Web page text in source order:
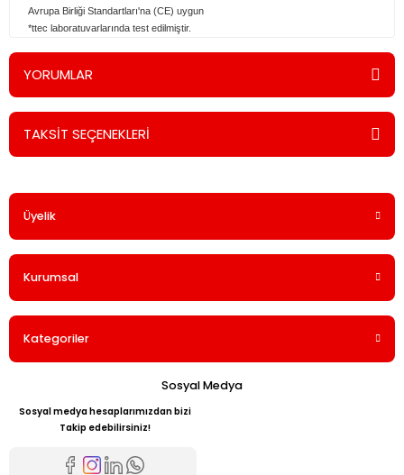
Avrupa Birliği Standartları'na (CE) uygun
*ttec laboratuvarlarında test edilmiştir.
YORUMLAR
Bu ürüne ilk yorumu siz yapın!
TAKSİT SEÇENEKLERİ
Üyelik
Kurumsal
Kategoriler
Sosyal Medya
Sosyal medya hesaplarımızdan bizi
Takip edebilirsiniz!